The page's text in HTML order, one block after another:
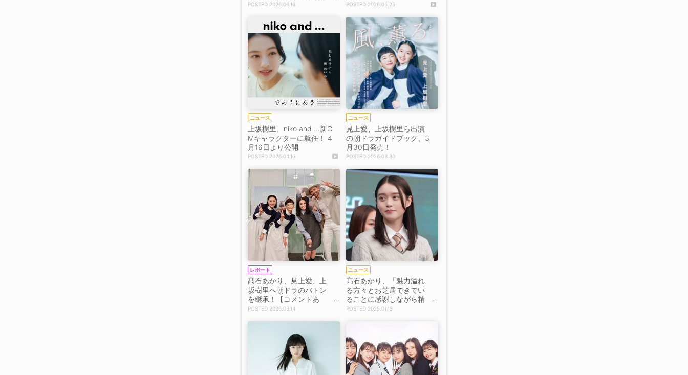
し見事1位に！［イベント
2026.06.16 2026.05.25
ニュース
上坂樹里、niko and ...新C
Mキャラクターに就任！ 4
月16日より公開
2026.04.16
ニュース
見上愛、上坂樹里ら出演
の朝ドラガイドブック、3
月30日発売！
2026.03.30
レポート
髙石あかり、見上愛、上
坂樹里へ朝ドラのバトン
を継承！【コメントあ
り】
2026.03.14
ニュース
髙石あかり、「魅力溢れ
る方々とお芝居できてい
ることに感謝しながら精
一杯頑張ります！」日曜
演
2025.01.13